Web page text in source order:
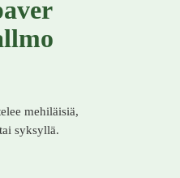
5,90 € - 25,50 €
mehiläisiä,
syksyllä.